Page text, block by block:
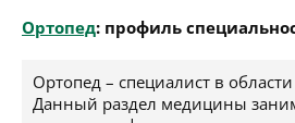
Ортопед: профиль
Ортопед – специалист в
Данный раздел медицины